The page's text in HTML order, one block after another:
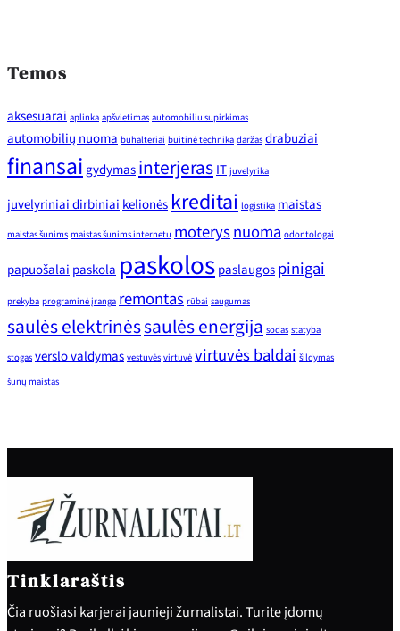
Temos
aksesuarai aplinka apšvietimas automobiliu supirkimas
automobilių nuoma buhalteriai buitinė technika daržas drabuziai
finansai gydymasinterjerasIT juvelyrika
juvelyriniai dirbiniai kelionės kreditai logistika maistas
maistas šunims maistas šunims internetu moterysnuoma odontologai
papuošalai paskola paskolospaslaugospinigai
prekyba programinė įranga remontas rūbai saugumas
saulės elektrinėssaulės energija sodas statyba
stogas verslo valdymas vestuvės virtuvė virtuvės baldai šildymas
šunų maistas
Tinklaraštis
Čia ruošiasi karjerai jaunieji žurnalistai. Turite įdomų